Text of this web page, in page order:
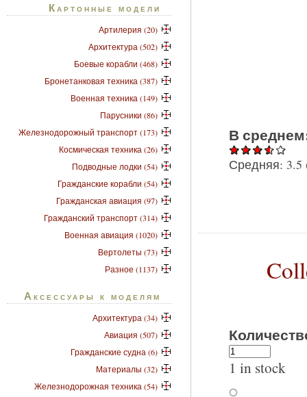
В
Средняя: 3.5
1 in stock
Картонные модели
Артилерия (20)
Архитектура (502)
Боевые корабли (468)
Бронетанковая техника (387)
Военная техника (149)
Парусники (86)
Железнодорожный транспорт (173)
Космическая техника (26)
Подводные лодки (54)
Гражданские корабли (54)
Гражданская авиация (97)
Гражданский транспорт (314)
Военная авиация (1020)
Вертолеты (73)
Разное (1137)
Аксессуары к моделям
Архитектура (34)
Авиация (507)
Гражданские судна (6)
Материалы (32)
Железнодорожная техника (54)